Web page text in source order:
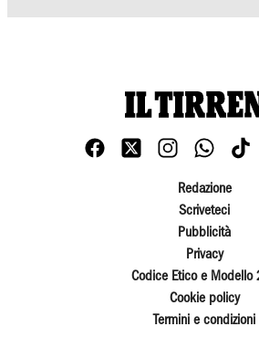
Redazione
Scriveteci
Pubblicità
Privacy
Codice Etico e Modello
Cookie policy
Termini e condizioni